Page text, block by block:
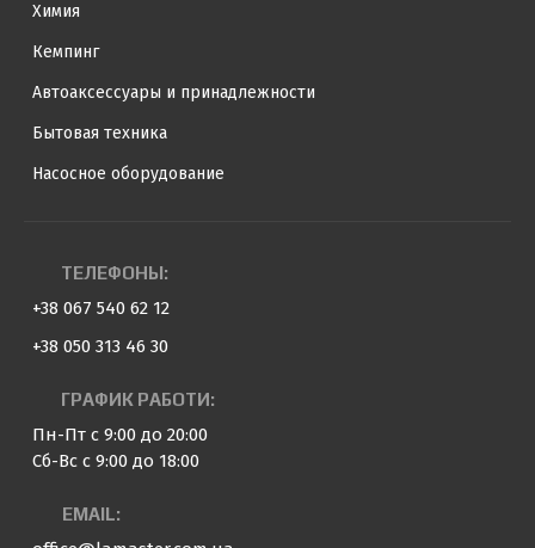
Химия
Кемпинг
Автоаксессуары и принадлежности
Бытовая техника
Насосное оборудование
ТЕЛЕФОНЫ:
+38 067 540 62 12
+38 050 313 46 30
ГРАФИК РАБОТИ:
Пн-Пт с 9:00 до 20:00
Сб-Вс с 9:00 до 18:00
EMAIL: